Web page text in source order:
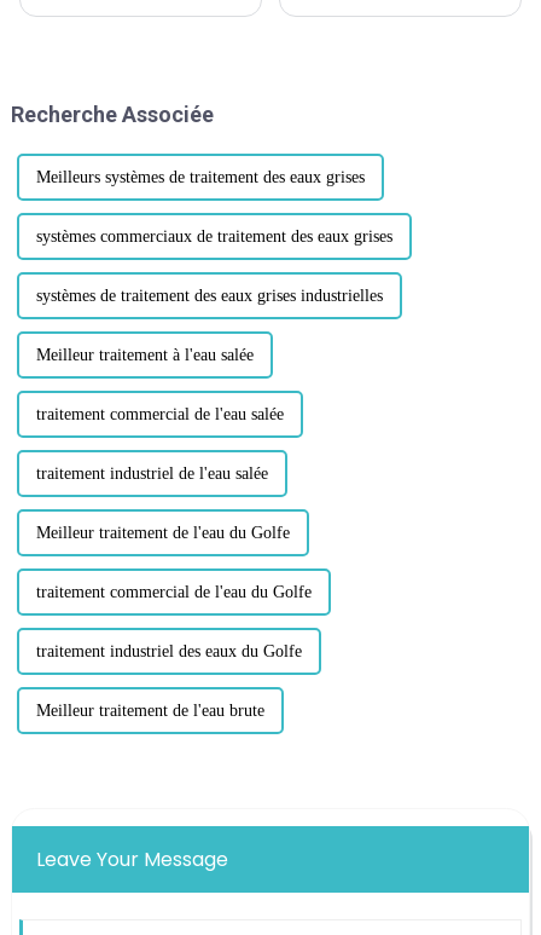
augmente non seulement…
Recherche Associée
Meilleurs systèmes de traitement des eaux grises
systèmes commerciaux de traitement des eaux grises
systèmes de traitement des eaux grises industrielles
Meilleur traitement à l'eau salée
traitement commercial de l'eau salée
traitement industriel de l'eau salée
Meilleur traitement de l'eau du Golfe
traitement commercial de l'eau du Golfe
traitement industriel des eaux du Golfe
Meilleur traitement de l'eau brute
Leave Your Message